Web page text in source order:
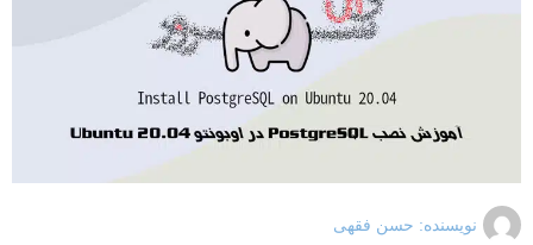
نویسنده:حسن فقهی